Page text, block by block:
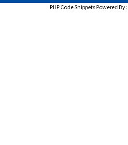
PHP Code SnippetsPowered By :